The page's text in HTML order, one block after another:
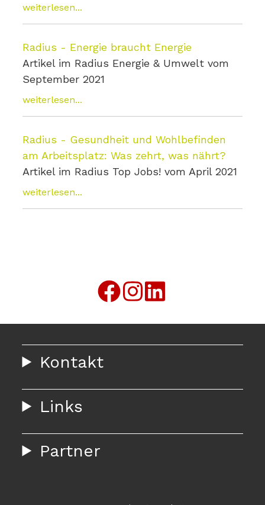
weiterlesen...
Radius - Energie braucht Energie
Artikel im Radius Energie & Umwelt vom
September 2021
weiterlesen...
Radius - Gesundheit und Wohlbefinden
am Arbeitsplatz: Was zehrt, was nährt?
Artikel im Radius Top Jobs! vom April 2021
weiterlesen...
Kontakt
Links
Partner